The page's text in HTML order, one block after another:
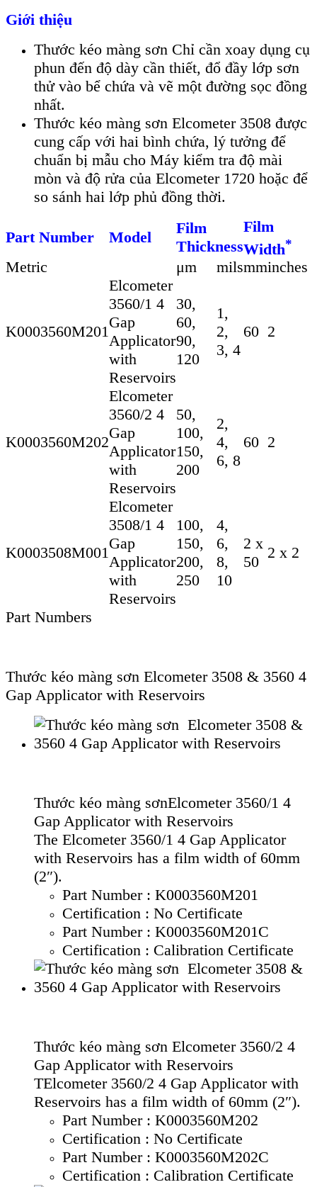
Giới thiệu
Thước kéo màng sơn Chỉ cần xoay dụng cụ
phun đến độ dày cần thiết, đổ đầy lớp sơn
thử vào bể chứa và vẽ một đường sọc đồng
nhất.
Thước kéo màng sơn Elcometer 3508 được
cung cấp với hai bình chứa, lý tưởng để
chuẩn bị mẫu cho Máy kiểm tra độ mài
mòn và độ rửa của Elcometer 1720 hoặc để
so sánh hai lớp phủ đồng thời.
Part Number Model
Film
Thickness
Film
Width*
Metric μm milsmminches
K0003560M201
Elcometer
3560/1 4
Gap
Applicator
with
Reservoirs
30,
60,
90,
120
1,
2,
3, 4
60 2
K0003560M202
Elcometer
3560/2 4
Gap
Applicator
with
Reservoirs
50,
100,
150,
200
2,
4,
6, 8
60 2
K0003508M001
Elcometer
3508/1 4
Gap
Applicator
with
Reservoirs
100,
150,
200,
250
4,
6,
8,
10
2 x
50
2 x 2
Part Numbers
Thước kéo màng sơn Elcometer 3508 & 3560 4
Gap Applicator with Reservoirs
Thước kéo màng sơnElcometer 3560/1 4
Gap Applicator with Reservoirs
The Elcometer 3560/1 4 Gap Applicator
with Reservoirs has a film width of 60mm
(2″).
Part Number : K0003560M201
Certification : No Certificate
Part Number : K0003560M201C
Certification : Calibration Certificate
Thước kéo màng sơn Elcometer 3560/2 4
Gap Applicator with Reservoirs
TElcometer 3560/2 4 Gap Applicator with
Reservoirs has a film width of 60mm (2″).
Part Number : K0003560M202
Certification : No Certificate
Part Number : K0003560M202C
Certification : Calibration Certificate